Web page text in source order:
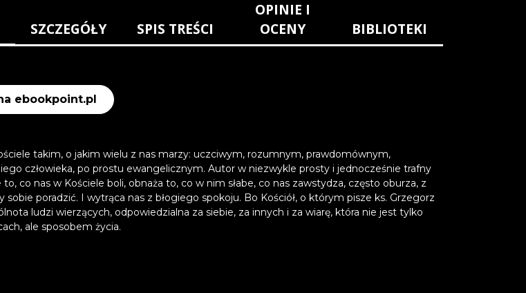
SZCZEGÓŁY SPIS TREŚCI
OPINIE I
OCENY
BIBLIOTEKI
ebookpoint.pl
takim, o jakim wielu z nas marzy: uczciwym, rozumnym, prawdomównym,
człowieka, po prostu ewangelicznym. Autor w niezwykle prosty i jednocześnie trafny
co nas w Kościele boli, obnaża to, co w nim słabe, co nas zawstydza, często oburza, z
poradzić. I wytrąca nas z błogiego spokoju. Bo Kościół, o którym pisze ks. Grzegorz
ludzi wierzących, odpowiedzialna za siebie, za innych i za wiarę, która nie jest tylko
ale sposobem życia.